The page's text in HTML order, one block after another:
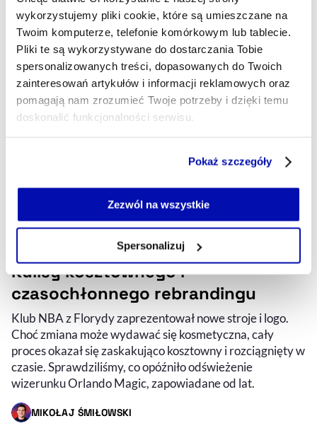
wykorzystujemy pliki cookie, które są umieszczane na
Twoim komputerze, telefonie komórkowym lub tablecie.
Pliki te są wykorzystywane do dostarczania Tobie
spersonalizowanych treści, dopasowanych do Twoich
zainteresowań artykułów i informacji reklamowych oraz
pomagają nam zrozumieć Twoje potrzeby i dzięki temu
doskonalić funkcjonalności serwisu.
Jeżeli nie wyrażasz zgody na zapisywanie plików cookie,
możesz łatwo zarządzać swoimi uprawnieniami, np. we
własnej przeglądarce internetowej lub po wybraniu opcji
Polityce Prywatności
Pokaż szczegóły
Zezwól na wszystkie
Spersonalizuj
27.06.2025, 07:59
Orlando Magic wracają do korzeni.
Kulisy kosztownego i
czasochłonnego rebrandingu
Klub NBA z Florydy zaprezentował nowe stroje i logo.
Choć zmiana może wydawać się kosmetyczna, cały
proces okazał się zaskakująco kosztowny i rozciągnięty w
czasie. Sprawdziliśmy, co opóźniło odświeżenie
wizerunku Orlando Magic, zapowiadane od lat.
MIKOŁAJ ŚMIŁOWSKI
- AUTOR ARTYKUŁU - PROFIL